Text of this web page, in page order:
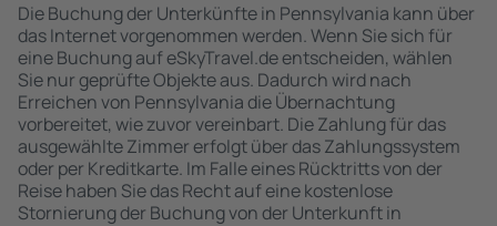
Die Buchung der Unterkünfte in Pennsylvania kann über
das Internet vorgenommen werden. Wenn Sie sich für
eine Buchung auf eSkyTravel.de entscheiden, wählen
Sie nur geprüfte Objekte aus. Dadurch wird nach
Erreichen von Pennsylvania die Übernachtung
vorbereitet, wie zuvor vereinbart. Die Zahlung für das
ausgewählte Zimmer erfolgt über das Zahlungssystem
oder per Kreditkarte. Im Falle eines Rücktritts von der
Reise haben Sie das Recht auf eine kostenlose
Stornierung der Buchung von der Unterkunft in